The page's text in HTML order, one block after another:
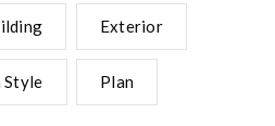
Exterior
Style Plan